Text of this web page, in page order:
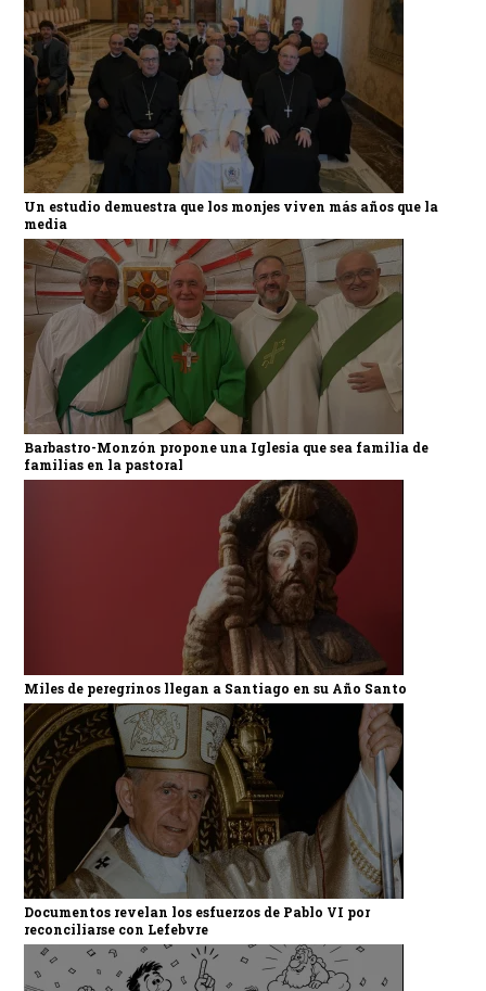
Un estudio demuestra que los monjes viven más años que la
media
Barbastro-Monzón propone una Iglesia que sea familia de
familias en la pastoral
Miles de peregrinos llegan a Santiago en su Año Santo
Documentos revelan los esfuerzos de Pablo VI por
reconciliarse con Lefebvre